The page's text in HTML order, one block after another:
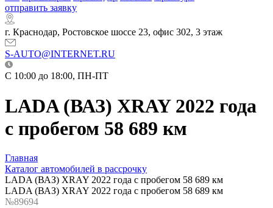
отправить заявку
г. Краснодар, Ростовское шоссе 23, офис 302, 3 этаж
S-AUTO@INTERNET.RU
C 10:00 до 18:00, ПН-ПТ
LADA (ВАЗ) XRAY 2022 года
с пробегом 58 689 км
Главная
Каталог автомобилей в рассрочку
LADA (ВАЗ) XRAY 2022 года с пробегом 58 689 км
LADA (ВАЗ) XRAY 2022 года с пробегом 58 689 км
№89694